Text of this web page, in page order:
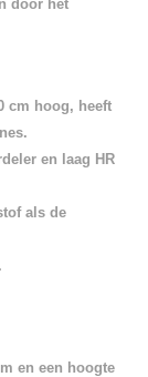
door het
cm hoog, heeft
en laag HR
als de
en een hoogte